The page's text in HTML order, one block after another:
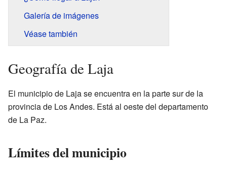
Galería de imágenes
Véase también
Geografía de Laja
El municipio de Laja se encuentra en la parte sur de la
provincia de Los Andes. Está al oeste del departamento
de La Paz.
Límites del municipio